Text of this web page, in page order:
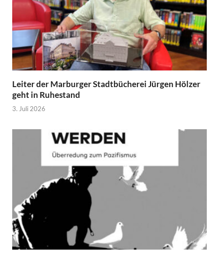
Leiter der Marburger Stadtbücherei Jürgen Hölzer
geht in Ruhestand
3. Juli 2026